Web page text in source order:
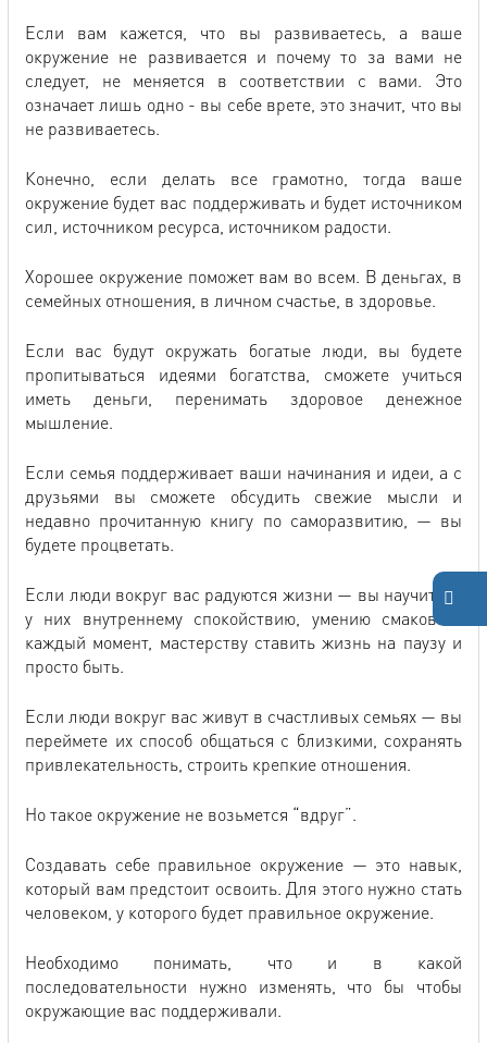
Если вам кажется, что вы развиваетесь, а ваше
окружение не развивается и почему то за вами не
следует, не меняется в соответствии с вами. Это
означает лишь одно - вы себе врете, это значит, что вы
не развиваетесь.
Конечно, если делать все грамотно, тогда ваше
окружение будет вас поддерживать и будет источником
сил, источником ресурса, источником радости.
Хорошее окружение поможет вам во всем. В деньгах, в
семейных отношения, в личном счастье, в здоровье.
Если вас будут окружать богатые люди, вы будете
пропитываться идеями богатства, сможете учиться
иметь деньги, перенимать здоровое денежное
мышление.
Если семья поддерживает ваши начинания и идеи, а с
друзьями вы сможете обсудить свежие мысли и
недавно прочитанную книгу по саморазвитию, — вы
будете процветать.
Если люди вокруг вас радуются жизни — вы научитесь
у них внутреннему спокойствию, умению смаковать
каждый момент, мастерству ставить жизнь на паузу и
просто быть.
Если люди вокруг вас живут в счастливых семьях — вы
переймете их способ общаться с близкими, сохранять
привлекательность, строить крепкие отношения.
Но такое окружение не возьмется “вдруг”.
Создавать себе правильное окружение — это навык,
который вам предстоит освоить. Для этого нужно стать
человеком, у которого будет правильное окружение.
Необходимо понимать, что и в какой
последовательности нужно изменять, что бы чтобы
окружающие вас поддерживали.